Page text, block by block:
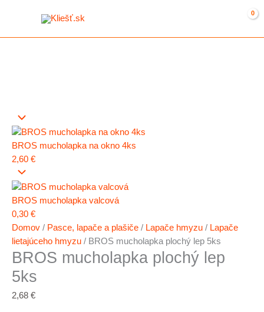
BROS mucholapka na okno 4ks
2,60 €
BROS mucholapka valcová
0,30 €
Domov / Pasce, lapače a plašiče / Lapače hmyzu / Lapače
lietajúceho hmyzu / BROS mucholapka plochý lep 5ks
BROS mucholapka plochý lep
5ks
2,68 €